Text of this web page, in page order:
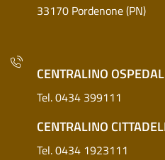
33170 Pordenone (PN)
CENTRALINO
Tel. 0434 399111
CENTRALINO
Tel. 0434 1923111